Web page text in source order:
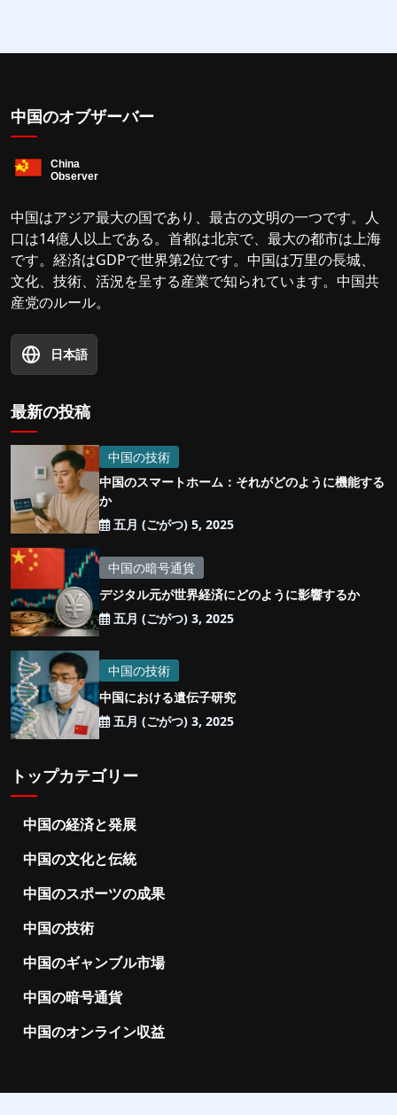
中国のオブザーバー
中国はアジア最大の国であり、最古の文明の一つです。人
口は14億人以上である。首都は北京で、最大の都市は上海
です。経済はGDPで世界第2位です。中国は万里の長城、
文化、技術、活況を呈する産業で知られています。中国共
産党のルール。
日本語
最新の投稿
中国の技術
中国のスマートホーム：それがどのように機能する
か
五月 (ごがつ) 5, 2025
中国の暗号通貨
デジタル元が世界経済にどのように影響するか
五月 (ごがつ) 3, 2025
中国の技術
中国における遺伝子研究
五月 (ごがつ) 3, 2025
トップカテゴリー
中国の経済と発展
中国の文化と伝統
中国のスポーツの成果
中国の技術
中国のギャンブル市場
中国の暗号通貨
中国のオンライン収益